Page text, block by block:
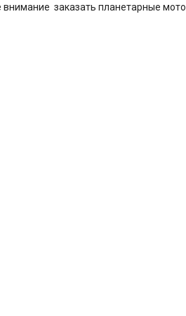
внимание заказать планетарные